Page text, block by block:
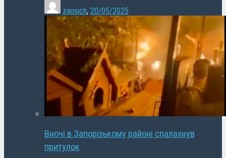
zapsich, 20/05/2025
Вночі в Запорізькому районі спалахнув
притулок